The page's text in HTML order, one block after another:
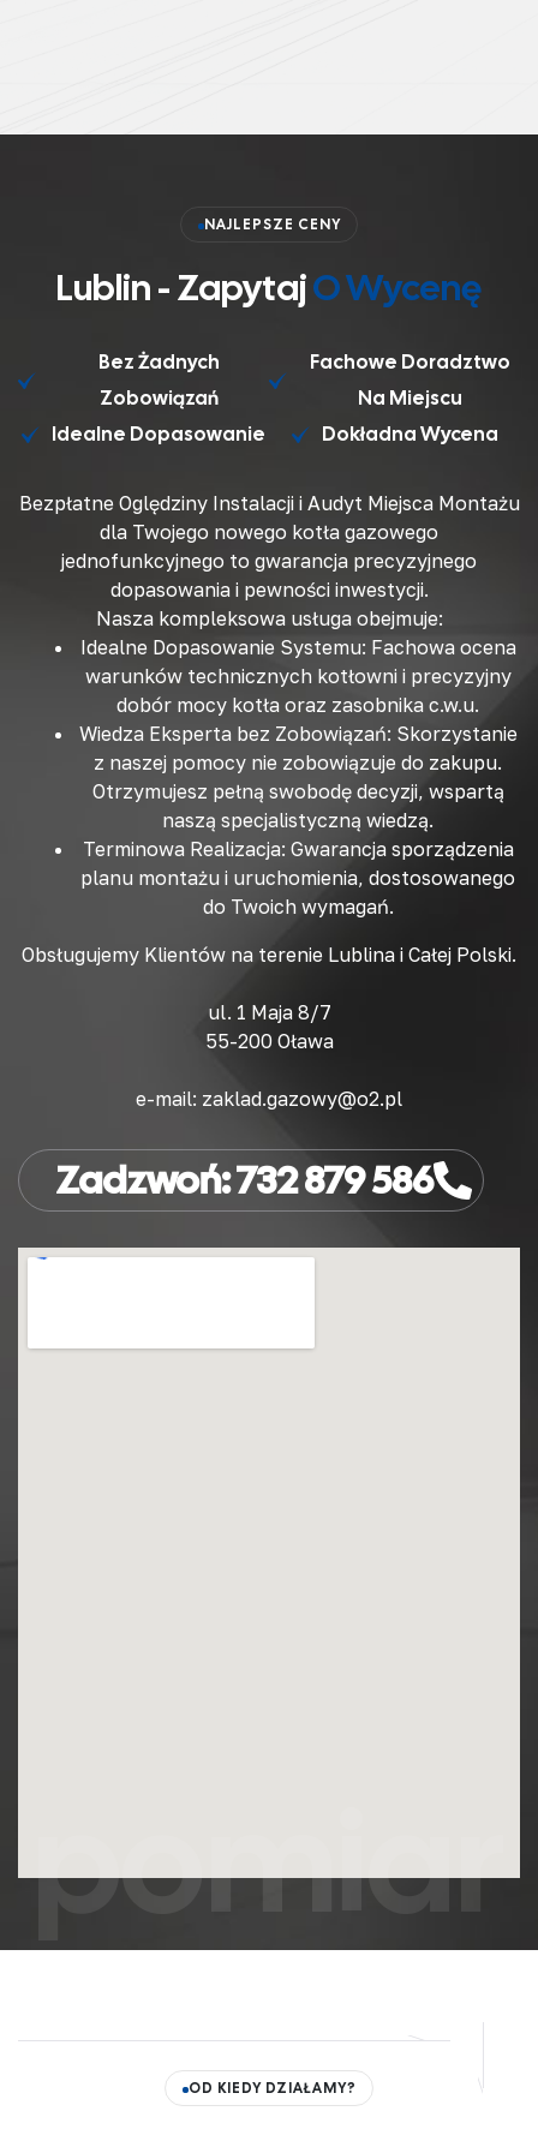
Lublin - ZapytajO Wycenę
NAJLEPSZE CENY
Bez Żadnych
Zobowiązań
Idealne Dopasowanie
Fachowe Doradztwo
Na Miejscu
Dokładna Wycena
Bezpłatne Oględziny Instalacji i Audyt Miejsca Montażu
dla Twojego nowego kotła gazowego
jednofunkcyjnego to gwarancja precyzyjnego
dopasowania i pewności inwestycji.
Nasza kompleksowa usługaobejmuje:
Idealne Dopasowanie Systemu: Fachowa ocena
warunków technicznych kotłowni i precyzyjny
dobór mocy kotła oraz zasobnika c.w.u.
Wiedza Eksperta bez Zobowiązań: Skorzystanie
z naszej pomocy nie zobowiązuje do zakupu.
Otrzymujesz pełną swobodędecyzji, wspartą
naszą specjalistyczną wiedzą.
Terminowa Realizacja: Gwarancja sporządzenia
planu montażu i uruchomienia, dostosowanego
do Twoich wymagań.
Obsługujemy Klientów na terenie Lublina i Całej Polski.
ul. 1 Maja 8/7
55-200 Oława
e-mail: zaklad.gazowy@o2.pl
Zadzwoń: 732 879 586
pomiar
OD KIEDY DZIAŁAMY?